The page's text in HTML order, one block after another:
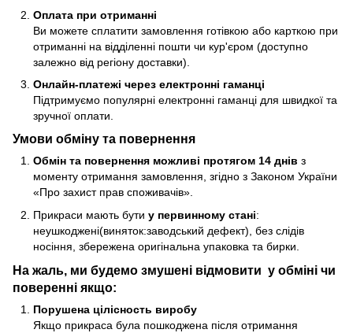
Оплата при отриманні
Ви можете сплатити замовлення готівкою або карткою при
отриманні на відділенні пошти чи кур'єром (доступно
залежно від регіону доставки).
Онлайн-платежі через електронні гаманці
Підтримуємо популярні електронні гаманці для швидкої та
зручної оплати.
Умови обміну та повернення
Обмін та повернення можливі протягом 14 днів з
моменту отримання замовлення, згідно з Законом України
«Про захист прав споживачів».
Прикраси мають бути у первинному стані:
неушкоджені(виняток:заводський дефект), без слідів
носіння, збережена оригінальна упаковка та бирки.
На жаль, ми будемо змушені відмовити у обміні чи
поверенні якщо:
Порушена цілісность виробу
Якщо прикраса була пошкоджена після отримання